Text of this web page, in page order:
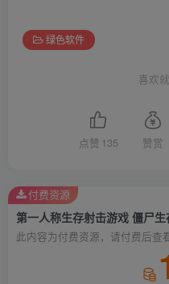
绿色软件
喜欢
点赞 135 赞赏
第一人称生存射击游戏 僵尸生
此内容为付费资源，请付费后查
付费资源